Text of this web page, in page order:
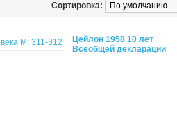
Сортировка:
Цейлон 1958 10 лет
Всеобщей декларации